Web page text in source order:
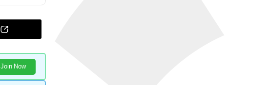
Join Now